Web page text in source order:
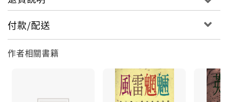
付款/配送
作者相關書籍